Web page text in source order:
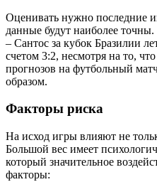
Оценивать нужно последние
данные будут наиболее
– Сантос за кубок Бразилии
счетом 3:2, несмотря на то,
прогнозов на футбольный
образом.
Факторы риска
На исход игры влияют не
Большой вес имеет
который значительное
факторы: